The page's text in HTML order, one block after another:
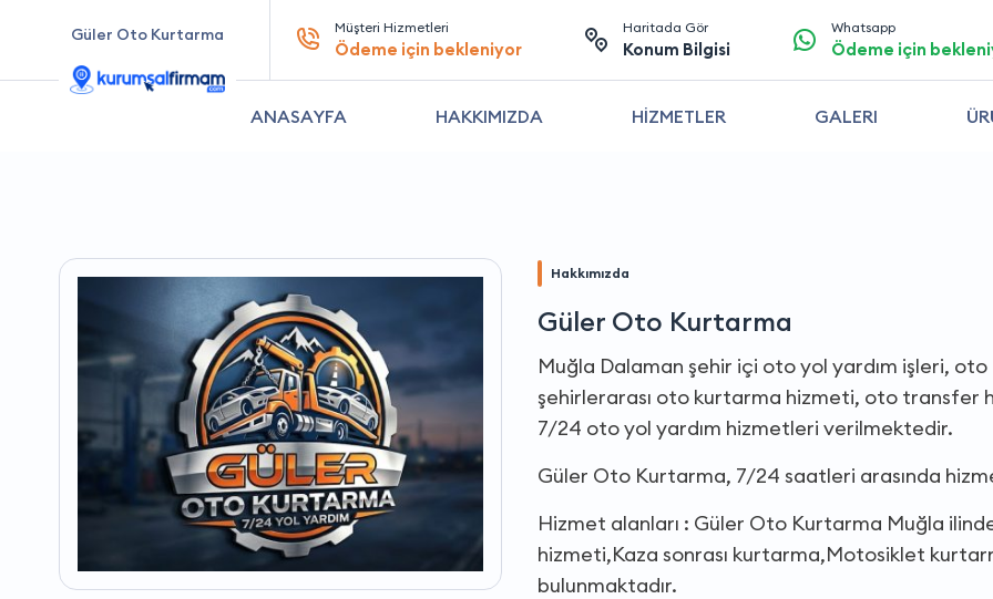
Güler Oto Kurtarma Müşteri Hizmetleri
Ödeme için bekleniyor
Haritada Gör
Konum Bilgisi
Whatsapp
Ödeme için
ANASAYFA HAKKIMIZDA HİZMETLER GALERI
Hakkımızda
Güler Oto Kurtarma
Muğla Dalaman şehir içi oto yol yardım işleri,
şehirlerarası oto kurtarma hizmeti, oto transfer
7/24 oto yol yardım hizmetleri verilmektedir.
Güler Oto Kurtarma, 7/24 saatleri arasında
Hizmet alanları : Güler Oto Kurtarma Muğla
hizmeti,Kaza sonrası kurtarma,Motosiklet
bulunmaktadır.